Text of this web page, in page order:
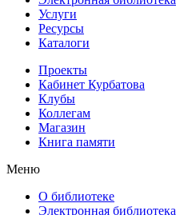
Услуги
Ресурсы
Каталоги
Проекты
Кабинет Курбатова
Клубы
Коллегам
Магазин
Книга памяти
Меню
О библиотеке
Электронная библиотека